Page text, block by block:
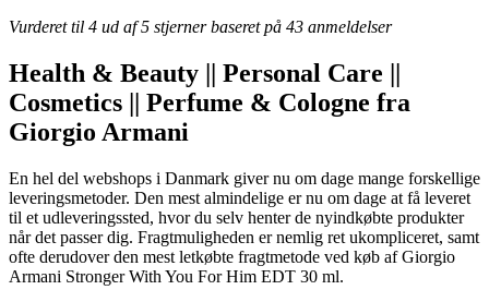
Vurderet til 4 ud af 5 stjerner baseret på 43 anmeldelser
Health & Beauty || Personal Care ||
Cosmetics || Perfume & Cologne fra
Giorgio Armani
En hel del webshops i Danmark giver nu om dage mange forskellige
leveringsmetoder. Den mest almindelige er nu om dage at få leveret
til et udleveringssted, hvor du selv henter de nyindkøbte produkter
når det passer dig. Fragtmuligheden er nemlig ret ukompliceret, samt
ofte derudover den mest letkøbte fragtmetode ved køb af Giorgio
Armani Stronger With You For Him EDT 30 ml.